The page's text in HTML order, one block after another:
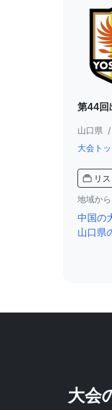
第44回
山口県 /
大会ト
リ
地域か
中国の
山口県
大会